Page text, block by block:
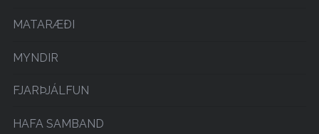
MATARÆÐI
MYNDIR
FJARÞJÁLFUN
HAFA SAMBAND